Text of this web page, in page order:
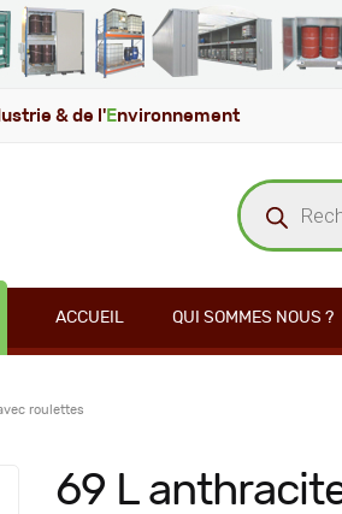
& de l'Environnement
Recherche
de
produits
ACCUEIL QUI SOMMES NOUS ?
roulettes
69 L